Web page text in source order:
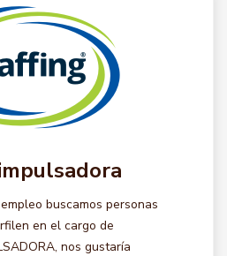
buscamos personas
en el cargo de
nos gustaría